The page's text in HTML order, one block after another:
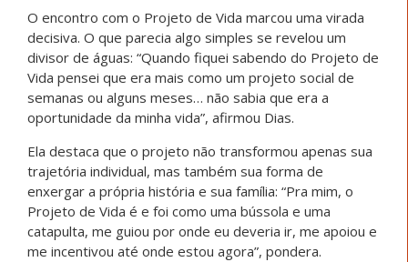
O encontro com o Projeto de Vida marcou uma virada
decisiva. O que parecia algo simples se revelou um
divisor de águas: “Quando fiquei sabendo do Projeto de
Vida pensei que era mais como um projeto social de
semanas ou alguns meses… não sabia que era a
oportunidade da minha vida”, afirmou Dias.
Ela destaca que o projeto não transformou apenas sua
trajetória individual, mas também sua forma de
enxergar a própria história e sua família: “Pra mim, o
Projeto de Vida é e foi como uma bússola e uma
catapulta, me guiou por onde eu deveria ir, me apoiou e
me incentivou até onde estou agora”, pondera.